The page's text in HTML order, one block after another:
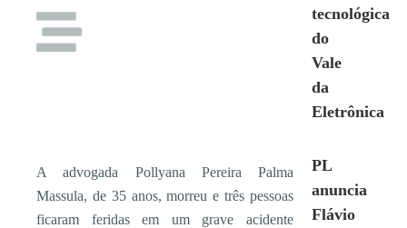
A advogada Pollyana Pereira Palma
Massula, de 35 anos, morreu e três pessoas
ficaram feridas em um grave acidente
tecnológica
do
Vale
da
Eletrônica
PL
anuncia
Flávio